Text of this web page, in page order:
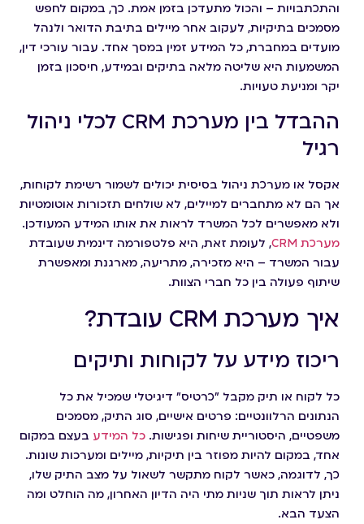
והתכתבויות – והכול מתעדכן בזמן אמת. כך, במקום לחפש
מסמכים בתיקיות, לעקוב אחר מיילים בתיבת הדואר ולנהל
מועדים במחברת, כל המידע זמין במסך אחד. עבור עורכי דין,
המשמעות היא שליטה מלאה בתיקים ובמידע, חיסכון בזמן
יקר ומניעת טעויות.
ההבדל בין מערכת CRM לכלי ניהול
רגיל
אקסל או מערכת ניהול בסיסית יכולים לשמור רשימת לקוחות,
אך הם לא מתחברים למיילים, לא שולחים תזכורות אוטומטיות
ולא מאפשרים לכל המשרד לראות את אותו המידע המעודכן.
מערכת CRM
, לעומת זאת, היא פלטפורמה דינמית שעובדת
עבור המשרד – היא מזכירה, מתריעה, מארגנת ומאפשרת
שיתוף פעולה בין כל חברי הצוות.
איך מערכת CRM עובדת?
ריכוז מידע על לקוחות ותיקים
כל לקוח או תיק מקבל "כרטיס" דיגיטלי שמכיל את כל
הנתונים הרלוונטיים: פרטים אישיים, סוג התיק, מסמכים
משפטיים, היסטוריית שיחות ופגישות. כל המידע בעצם במקום
אחד, במקום להיות מפוזר בין תיקיות, מיילים ומערכות שונות.
כך, לדוגמה, כאשר לקוח מתקשר לשאול על מצב התיק שלו,
ניתן לראות תוך שניות מתי היה הדיון האחרון, מה הוחלט ומה
הצעד הבא.